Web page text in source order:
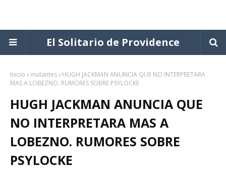
El Solitario de Providence
Inicio mutantes
HUGH JACKMAN ANUNCIA QUE NO INTERPRETARA
MAS A LOBEZNO. RUMORES SOBRE PSYLOCKE
HUGH JACKMAN ANUNCIA QUE
NO INTERPRETARA MAS A
LOBEZNO. RUMORES SOBRE
PSYLOCKE